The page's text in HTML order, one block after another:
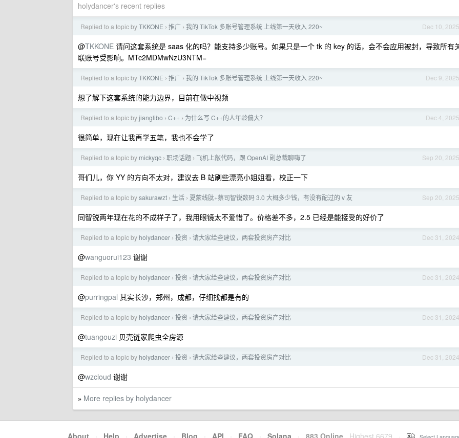
holydancer's recent replies
Dec 10, 2025
Replied to a topic byTKKONE › 推广 › 我的 TikTok 多账号管理系统 上线第一天收入 220~
@TKKONE 请问这套系统是 saas 化的吗？能支持多少账号。如果只是一个 tk 的 key 的话，会不会应用被封，导致所有
联账号受影响。MTc2MDMwNzU3NTM=
Dec 9, 2025
Replied to a topic byTKKONE › 推广 › 我的 TikTok 多账号管理系统 上线第一天收入 220~
想了解下这套系统的能力边界，目前在做中视频
Dec 4, 2025
Replied to a topic byjianglibo › C++ › 为什么写 C++的人年龄偏大？
很简单，现在让我再学五笔，我也不会学了
Sep 20, 2025
Replied to a topic by mickyqc › 职场话题 › 飞机上敲代码，跟 OpenAI 副总裁聊嗨了
哥们儿，你 YY 的方向不太对，建议去 B 站刷些漂亮小姐姐看，校正一下
Sep 20, 2025
Replied to a topic bysakurawzt › 生活 › 夏蒙线肽+蔡司智锐数码 3.0 大概多少钱，有没有配过的 v 友
同智锐两年现在花的不成样子了，我用眼镜太不爱惜了。价格差不多，2.5 已经是能接受的好价了
Dec 31, 2024
Replied to a topic by holydancer › 投资 › 请大家给些建议，两套投资房产对比
@wanguorui123 谢谢
Dec 31, 2024
Replied to a topic by holydancer › 投资 › 请大家给些建议，两套投资房产对比
@purringpal 其实长沙，郑州，成都，仔细找都是有的
Dec 31, 2024
Replied to a topic by holydancer › 投资 › 请大家给些建议，两套投资房产对比
@tuangouzi 贝壳链家爬虫全房源
Dec 31, 2024
Replied to a topic by holydancer › 投资 › 请大家给些建议，两套投资房产对比
@wzcloud 谢谢
» More replies by holydancer
About · Help · Advertise · Blog · API · FAQ · Solana · 883 Online Highest 6679